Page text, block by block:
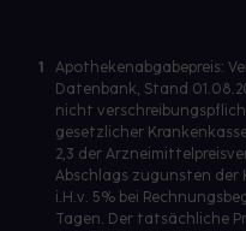
1
Apothekenabgabepreis:
Datenbank, Stand
nicht
gesetzlicher
2,3 der
Abschlags zugunsten der
i.H.v. 5% bei
Tagen. Der tatsächliche